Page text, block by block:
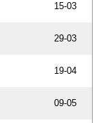
15-03
29-03
19-04
09-05